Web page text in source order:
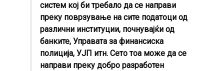
систем кој би требало да се направи
преку поврзување на сите податоци од
различни институции, почнувајќи од
банките, Управата за финансиска
полиција, УЈП итн. Сето тоа може да се
направи преку добро разработен